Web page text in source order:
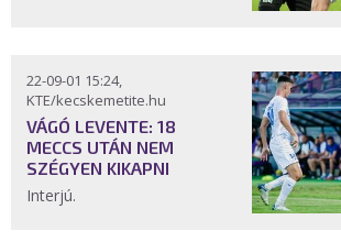
22-09-01 15:24,
KTE/kecskemetite.hu
VÁGÓ LEVENTE: 18
MECCS UTÁN NEM
SZÉGYEN KIKAPNI
Interjú.